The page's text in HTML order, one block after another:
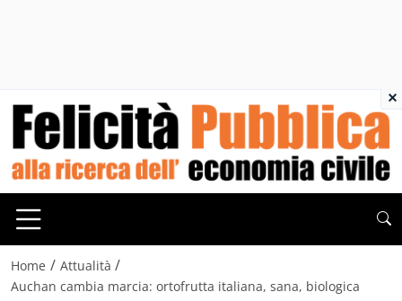
Home / Attualità /
Auchan cambia marcia: ortofrutta italiana, sana, biologica
×